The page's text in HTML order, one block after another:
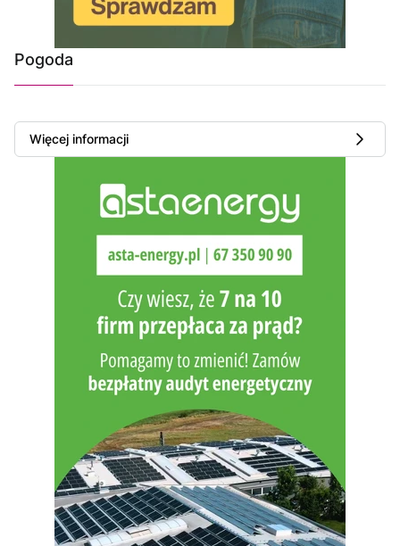
Pogoda
Więcej informacji